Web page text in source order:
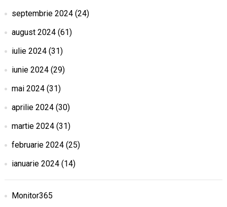
septembrie 2024(24)
august 2024(61)
iulie 2024(31)
iunie 2024(29)
mai 2024(31)
aprilie 2024(30)
martie 2024(31)
februarie 2024(25)
ianuarie 2024(14)
Monitor365